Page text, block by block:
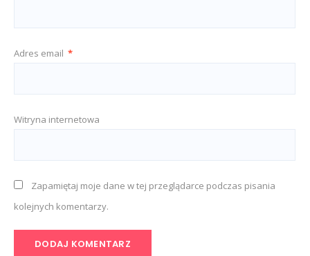
Adres email *
Witryna internetowa
Zapamiętaj moje dane w tej przeglądarce podczas pisania
kolejnych komentarzy.